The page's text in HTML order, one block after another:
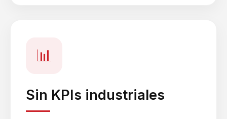
📊
Sin KPIs industriales